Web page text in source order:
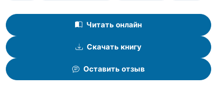
Читать онлайн
Скачать книгу
Оставить отзыв